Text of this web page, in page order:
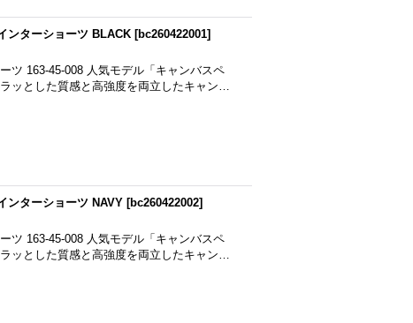
ンターショーツ BLACK [bc260422001]
ツ 163-45-008 人気モデル「キャンバスペ
ッとした質感と高強度を両立したキャン…
ンターショーツ NAVY [bc260422002]
ツ 163-45-008 人気モデル「キャンバスペ
ッとした質感と高強度を両立したキャン…